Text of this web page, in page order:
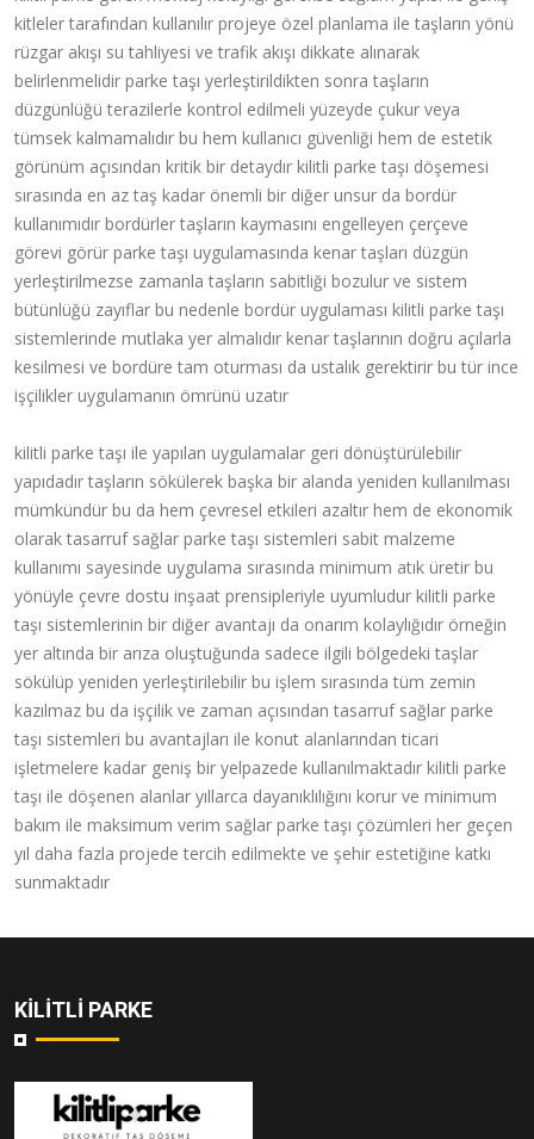
kitleler tarafından kullanılır projeye özel planlama ile taşların yönü
rüzgar akışı su tahliyesi ve trafik akışı dikkate alınarak
belirlenmelidir parke taşı yerleştirildikten sonra taşların
düzgünlüğü terazilerle kontrol edilmeli yüzeyde çukur veya
tümsek kalmamalıdır bu hem kullanıcı güvenliği hem de estetik
görünüm açısından kritik bir detaydır kilitli parke taşı döşemesi
sırasında en az taş kadar önemli bir diğer unsur da bordür
kullanımıdır bordürler taşların kaymasını engelleyen çerçeve
görevi görür parke taşı uygulamasında kenar taşları düzgün
yerleştirilmezse zamanla taşların sabitliği bozulur ve sistem
bütünlüğü zayıflar bu nedenle bordür uygulaması kilitli parke taşı
sistemlerinde mutlaka yer almalıdır kenar taşlarının doğru açılarla
kesilmesi ve bordüre tam oturması da ustalık gerektirir bu tür ince
işçilikler uygulamanın ömrünü uzatır
kilitli parke taşı ile yapılan uygulamalar geri dönüştürülebilir
yapıdadır taşların sökülerek başka bir alanda yeniden kullanılması
mümkündür bu da hem çevresel etkileri azaltır hem de ekonomik
olarak tasarruf sağlar parke taşı sistemleri sabit malzeme
kullanımı sayesinde uygulama sırasında minimum atık üretir bu
yönüyle çevre dostu inşaat prensipleriyle uyumludur kilitli parke
taşı sistemlerinin bir diğer avantajı da onarım kolaylığıdır örneğin
yer altında bir arıza oluştuğunda sadece ilgili bölgedeki taşlar
sökülüp yeniden yerleştirilebilir bu işlem sırasında tüm zemin
kazılmaz bu da işçilik ve zaman açısından tasarruf sağlar parke
taşı sistemleri bu avantajları ile konut alanlarından ticari
işletmelere kadar geniş bir yelpazede kullanılmaktadır kilitli parke
taşı ile döşenen alanlar yıllarca dayanıklılığını korur ve minimum
bakım ile maksimum verim sağlar parke taşı çözümleri her geçen
yıl daha fazla projede tercih edilmekte ve şehir estetiğine katkı
sunmaktadır
KILITLI PARKE